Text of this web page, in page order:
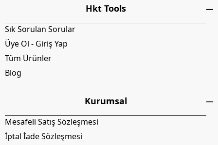
Hkt Tools
Sık Sorulan Sorular
Üye Ol - Giriş Yap
Tüm Ürünler
Blog
Kurumsal
Mesafeli Satış Sözleşmesi
İptal İade Sözleşmesi